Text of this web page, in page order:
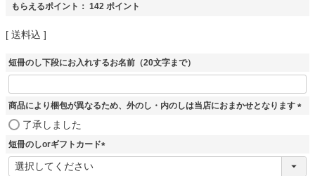
もらえるポイント： 142 ポイント
送料込
短冊のし下段にお入れするお名前（20文字まで）
商品により梱包が異なるため、外のし・内のしは当店におまかせとなります
)
了承しました
短冊のしorギフトカード
(